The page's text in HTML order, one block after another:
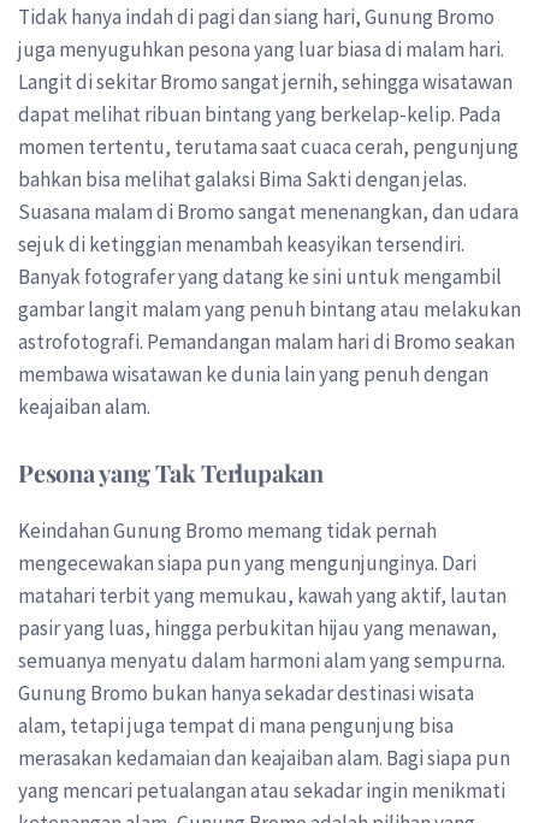
Tidak hanya indah di pagi dan siang hari, Gunung Bromo
juga menyuguhkan pesona yang luar biasa di malam hari.
Langit di sekitar Bromo sangat jernih, sehingga wisatawan
dapat melihat ribuan bintang yang berkelap-kelip. Pada
momen tertentu, terutama saat cuaca cerah, pengunjung
bahkan bisa melihat galaksi Bima Sakti dengan jelas.
Suasana malam di Bromo sangat menenangkan, dan udara
sejuk di ketinggian menambah keasyikan tersendiri.
Banyak fotografer yang datang ke sini untuk mengambil
gambar langit malam yang penuh bintang atau melakukan
astrofotografi. Pemandangan malam hari di Bromo seakan
membawa wisatawan ke dunia lain yang penuh dengan
keajaiban alam.
Pesona yang Tak Terlupakan
Keindahan Gunung Bromo memang tidak pernah
mengecewakan siapa pun yang mengunjunginya. Dari
matahari terbit yang memukau, kawah yang aktif, lautan
pasir yang luas, hingga perbukitan hijau yang menawan,
semuanya menyatu dalam harmoni alam yang sempurna.
Gunung Bromo bukan hanya sekadar destinasi wisata
alam, tetapi juga tempat di mana pengunjung bisa
merasakan kedamaian dan keajaiban alam. Bagi siapa pun
yang mencari petualangan atau sekadar ingin menikmati